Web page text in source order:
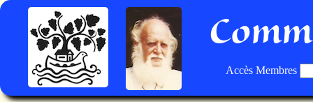
Accès Membres